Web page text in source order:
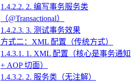
1.4.2.2. 2. 编写事务服务类
（@Transactional）
1.4.2.3. 3. 测试事务效果
方式二：XML 配置（传统方式）
1.4.3.1. 1. XML 配置（核心是事务通知
+ AOP 切面）
1.4.3.2. 2. 服务类（无注解）